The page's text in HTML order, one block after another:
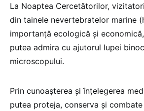
La Noaptea Cercetătorilor,
din tainele nevertebratelor marine
importanță ecologică și
putea admira cu ajutorul lupei
microscopului.
Prin cunoașterea și înțelegerea
putea proteja, conserva și